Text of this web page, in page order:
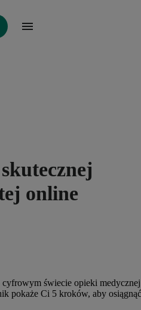
online
świecie opieki medycznej
pokaże Ci 5 kroków, aby osiągnąć